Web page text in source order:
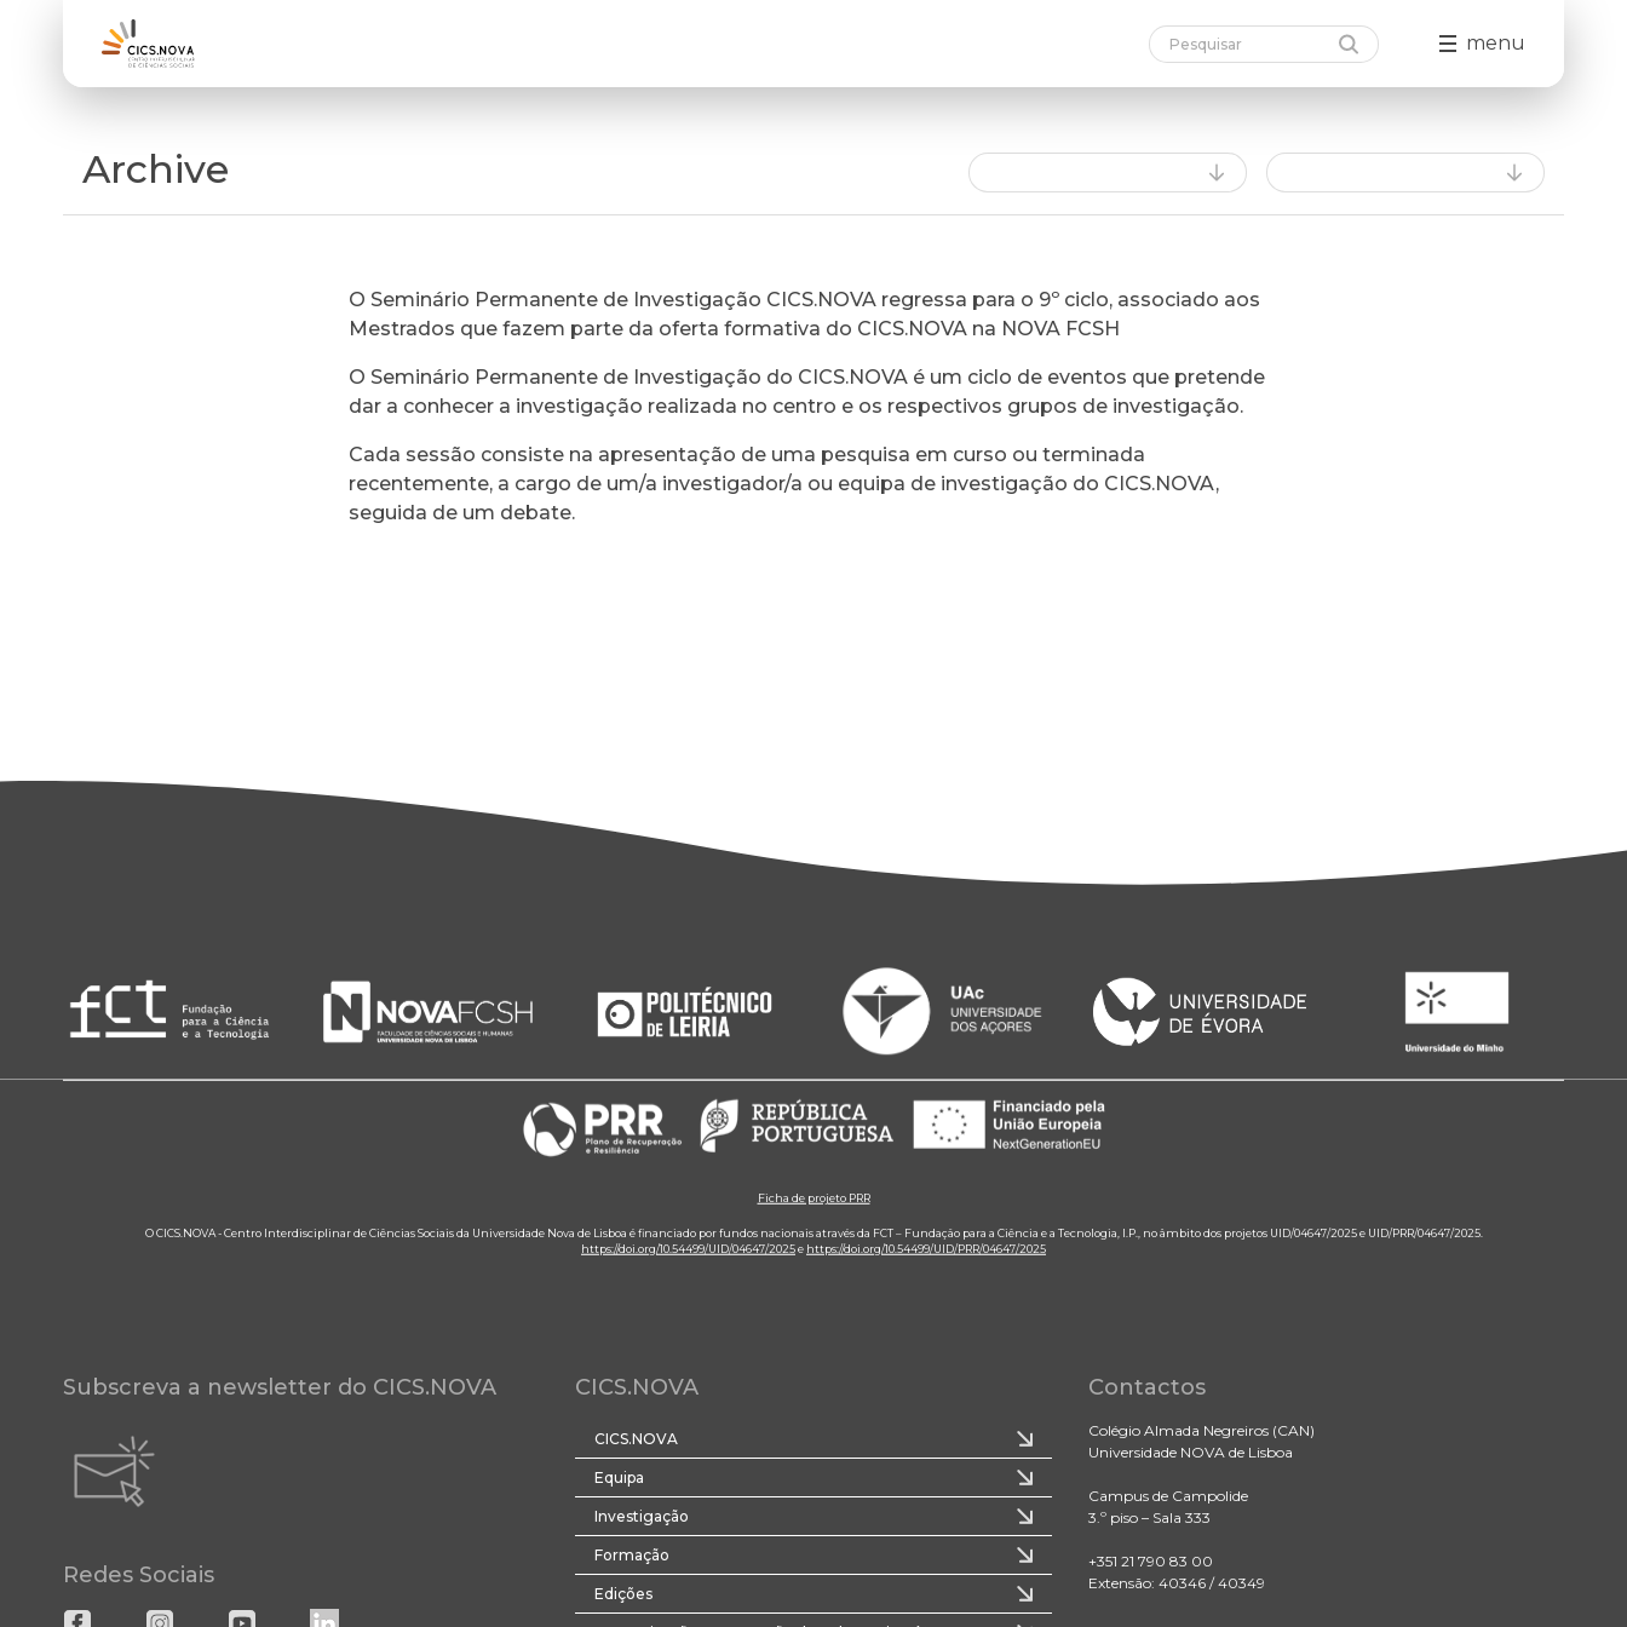
menu
Archive
O Seminário Permanente de Investigação CICS.NOVA regressa para o 9º ciclo, associado aos
Mestrados que fazem parte da oferta formativa do CICS.NOVA na NOVA FCSH
O Seminário Permanente de Investigação do CICS.NOVA é um ciclo de eventos que pretende
dar a conhecer a investigação realizada no centro e os respectivos grupos de investigação.
Cada sessão consiste na apresentação de uma pesquisa em curso ou terminada
recentemente, a cargo de um/a investigador/a ou equipa de investigação do CICS.NOVA,
seguida de um debate.
Ficha de projeto PRR
O CICS.NOVA - Centro Interdisciplinar de Ciências Sociais da Universidade Nova de Lisboa é financiado por fundos nacionais através da FCT – Fundação para a Ciência e a Tecnologia, I.P., no âmbito dos projetos UID/04647/2025 e UID/PRR/04647/2025.
https://doi.org/10.54499/UID/04647/2025e https://doi.org/10.54499/UID/PRR/04647/2025
Subscreva a newsletter do CICS.NOVA
Redes Sociais
CICS.NOVA
CICS.NOVA
Equipa
Investigação
Formação
Edições
Contactos
Colégio Almada Negreiros (CAN)
Universidade NOVA de Lisboa
Campus de Campolide
3.º piso – Sala 333
+351 21 790 83 00
Extensão: 40346 / 40349